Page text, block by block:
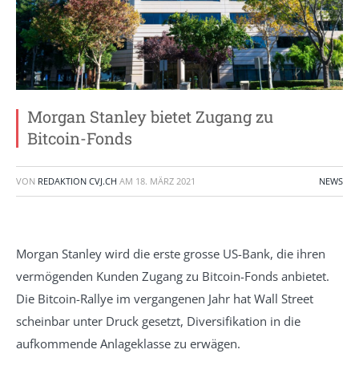
Morgan Stanley bietet Zugang zu
Bitcoin-Fonds
VON REDAKTION CVJ.CH AM 18. MÄRZ 2021 NEWS
Morgan Stanley wird die erste grosse US-Bank, die ihren
vermögenden Kunden Zugang zu Bitcoin-Fonds anbietet.
Die Bitcoin-Rallye im vergangenen Jahr hat Wall Street
scheinbar unter Druck gesetzt, Diversifikation in die
aufkommende Anlageklasse zu erwägen.